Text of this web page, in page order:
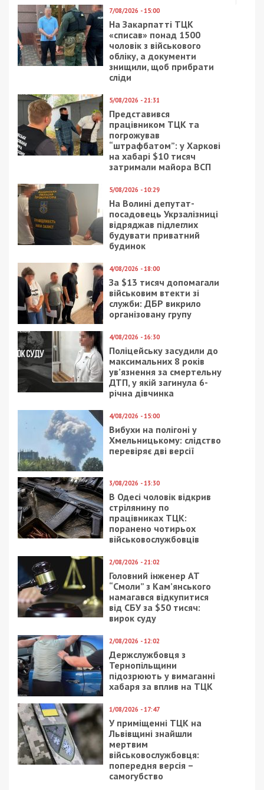
7/08/2026 - 15:00
На Закарпатті ТЦК
«списав» понад 1500
чоловік з військового
обліку, а документи
знищили, щоб прибрати
сліди
5/08/2026 - 21:31
Представився
працівником ТЦК та
погрожував
“штрафбатом”: у Харкові
на хабарі $10 тисяч
затримали майора ВСП
5/08/2026 - 10:29
На Волині депутат-
посадовець Укрзалізниці
відряджав підлеглих
будувати приватний
будинок
4/08/2026 - 18:00
За $13 тисяч допомагали
військовим втекти зі
служби: ДБР викрило
організовану групу
4/08/2026 - 16:30
Поліцейську засудили до
максимальних 8 років
ув’язнення за смертельну
ДТП, у якій загинула 6-
річна дівчинка
4/08/2026 - 15:00
Вибухи на полігоні у
Хмельницькому: слідство
перевіряє дві версії
3/08/2026 - 13:30
В Одесі чоловік відкрив
стрілянину по
працівниках ТЦК:
поранено чотирьох
військовослужбовців
2/08/2026 - 21:02
Головний інженер АТ
“Смоли” з Кам’янського
намагався відкупитися
від СБУ за $50 тисяч:
вирок суду
2/08/2026 - 12:02
Держслужбовця з
Тернопільщини
підозрюють у вимаганні
хабаря за вплив на ТЦК
1/08/2026 - 17:47
У приміщенні ТЦК на
Львівщині знайшли
мертвим
військовослужбовця:
попередня версія –
самогубство